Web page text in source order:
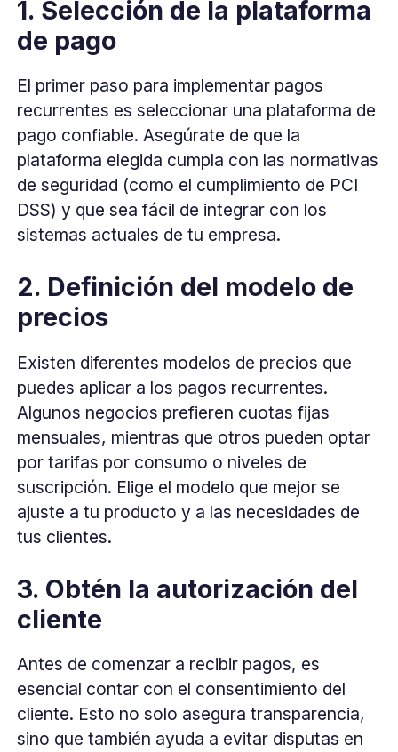
1. Selección de la plataforma
de pago
El primer paso para implementar pagos
recurrentes es seleccionar una plataforma de
pago confiable. Asegúrate de que la
plataforma elegida cumpla con las normativas
de seguridad (como el cumplimiento de PCI
DSS) y que sea fácil de integrar con los
sistemas actuales de tu empresa.
2. Definición del modelo de
precios
Existen diferentes modelos de precios que
puedes aplicar a los pagos recurrentes.
Algunos negocios prefieren cuotas fijas
mensuales, mientras que otros pueden optar
por tarifas por consumo o niveles de
suscripción. Elige el modelo que mejor se
ajuste a tu producto y a las necesidades de
tus clientes.
3. Obtén la autorización del
cliente
Antes de comenzar a recibir pagos, es
esencial contar con el consentimiento del
cliente. Esto no solo asegura transparencia,
sino que también ayuda a evitar disputas en